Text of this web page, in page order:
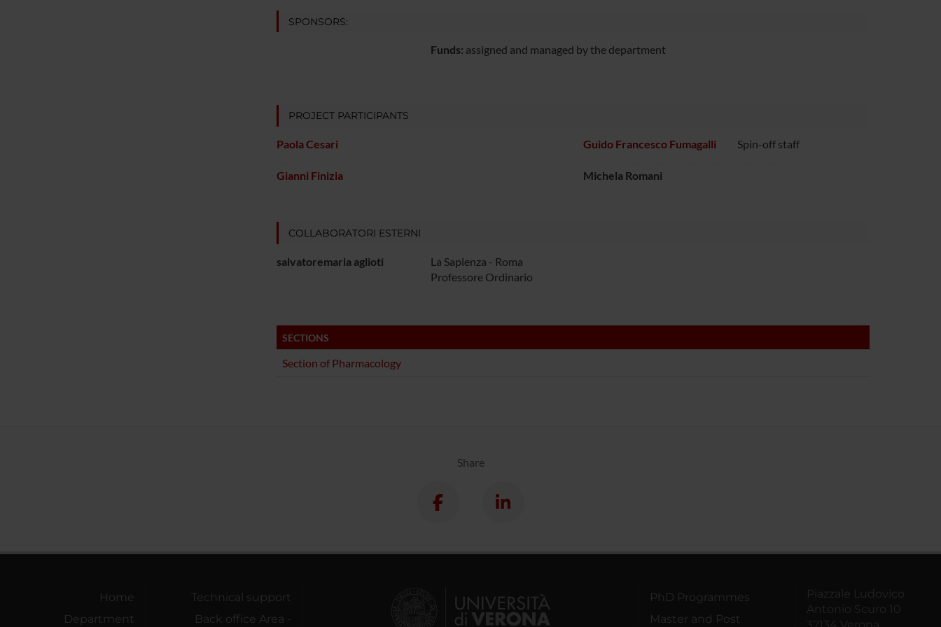
SPONSORS:
Funds: assigned and managed by the department
PROJECT PARTICIPANTS
Paola Cesari
Gianni Finizia
Guido Francesco Fumagalli Spin-off staff
Michela Romani
COLLABORATORI ESTERNI
salvatoremaria aglioti
La Sapienza - Roma
Professore Ordinario
SECTIONS
Section of Pharmacology
Share
Home
Department
Technical support
Back office Area -
PhD Programmes
Master and Post
Piazzale Ludovico
Antonio Scuro 10